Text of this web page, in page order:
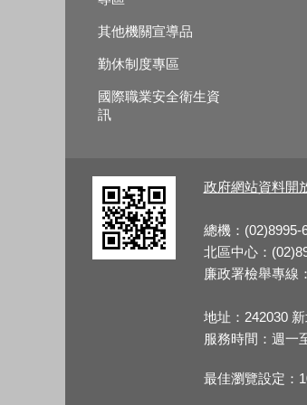
其他機關宣導品
勤休制度專區
國際職業安全衛生資
訊
政府網站資料開
總機：
北區中心：
廉政署檢舉專線
地址：242030
服務時間：週一
最佳瀏覽設定：